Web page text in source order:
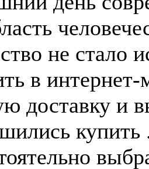
не стало
в интернет-
доставку и
купить